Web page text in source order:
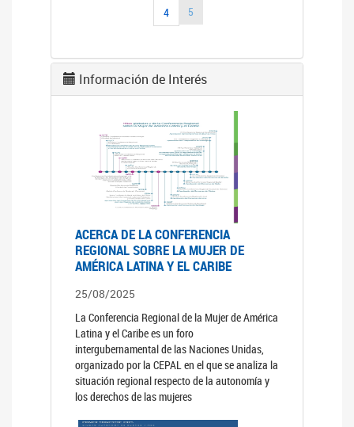
4
5
Información de Interés
ACERCA DE LA CONFERENCIA
REGIONAL SOBRE LA MUJER DE
AMÉRICA LATINA Y EL CARIBE
25/08/2025
La Conferencia Regional de la Mujer de América
Latina y el Caribe es un foro
intergubernamental de las Naciones Unidas,
organizado por la CEPAL en el que se analiza la
situación regional respecto de la autonomía y
los derechos de las mujeres